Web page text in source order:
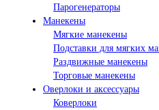
Парогенераторы
Манекены
Мягкие манекены
Подставки для мягких
Раздвижные манекены
Торговые манекены
Оверлоки и аксессуары
Коверлоки